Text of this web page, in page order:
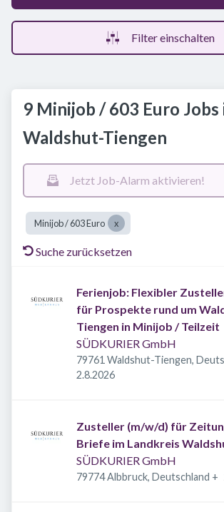
Filter einschalten
9 Minijob / 603 Euro Jobs
Waldshut-Tiengen
Jetzt Job-Alarm aktivieren!
Minijob / 603 Euro
Suche zurücksetzen
Ferienjob: Flexibler
für Prospekte rund um
Tiengen in Minijob / Teilzeit
SÜDKURIER GmbH
79761 Waldshut-Tiengen,
Veröffentlicht
2.8.2026
Zusteller (m/w/d) für
Briefe im Landkreis
SÜDKURIER GmbH
79774 Albbruck, Deutschland +